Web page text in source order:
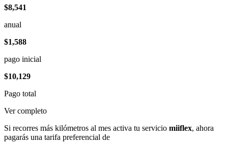
$8,541
anual
$1,588
pago inicial
$10,129
Pago total
Ver completo
Si recorres más kilómetros al mes activa tu servicio miiflex, ahora
pagarás una tarifa preferencial de